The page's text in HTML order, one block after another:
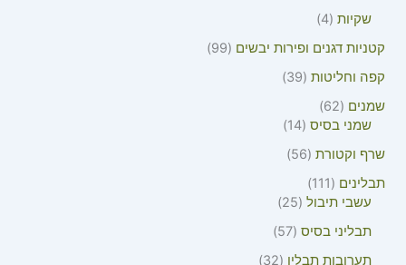
שקיות 4
קטניות דגנים ופירות יבשים
99
קפה וחליטות 39
שמנים
62
שמני בסיס 14
שרף וקטורת 56
תבלינים
111
עשבי תיבול 25
תבליני בסיס 57
תערובות תבלין
32